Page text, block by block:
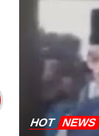
HOT NEWS